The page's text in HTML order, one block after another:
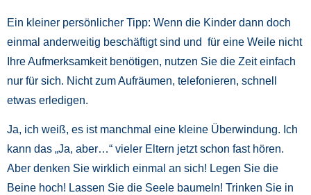
Ein kleiner persönlicher Tipp: Wenn die Kinder dann doch
einmal anderweitig beschäftigt sind und für eine Weile nicht
Ihre Aufmerksamkeit benötigen, nutzen Sie die Zeit einfach
nur für sich. Nicht zum Aufräumen, telefonieren, schnell
etwas erledigen.
Ja, ich weiß, es ist manchmal eine kleine Überwindung. Ich
kann das „Ja, aber…“ vieler Eltern jetzt schon fast hören.
Aber denken Sie wirklich einmal an sich! Legen Sie die
Beine hoch! Lassen Sie die Seele baumeln! Trinken Sie in